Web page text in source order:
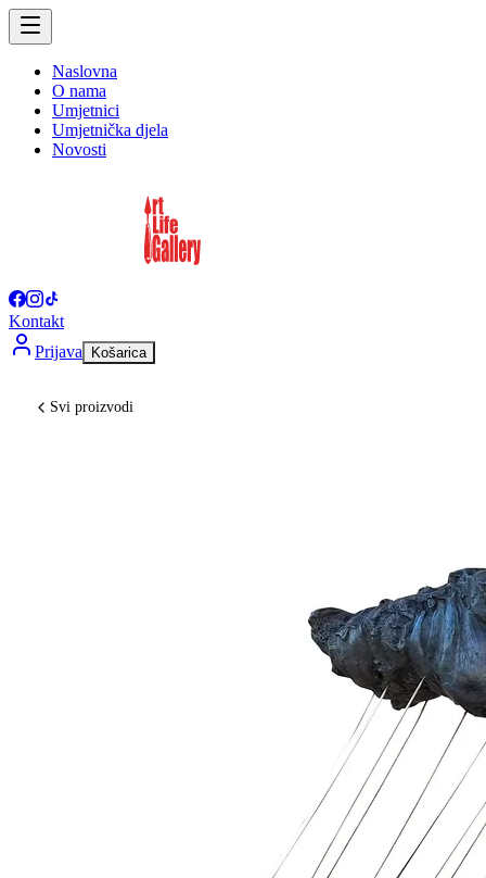
Naslovna
O nama
Umjetnici
Umjetnička djela
Novosti
Kontakt
Prijava
Košarica
Svi proizvodi